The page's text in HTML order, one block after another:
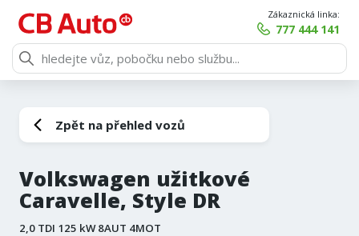
Zákaznická linka:
777 444 141
Zpět na přehled vozů
Volkswagen užitkové
Caravelle, Style DR
2,0 TDI 125 kW 8AUT 4MOT